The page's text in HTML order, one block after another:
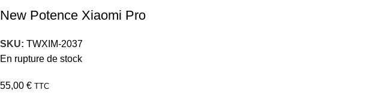
New Potence Xiaomi Pro
SKU: TWXIM-2037
En rupture de stock
55,00 € TTC